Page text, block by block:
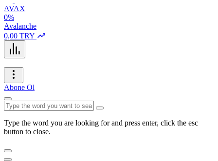
AVAX
0%
Avalanche
0,00 TRY
Abone Ol
Type the word you are looking for and press enter, click the esc
button to close.